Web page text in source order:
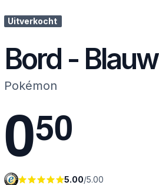
Uitverkocht
Bord - Blauw
Pokémon
050
5.00/5.00